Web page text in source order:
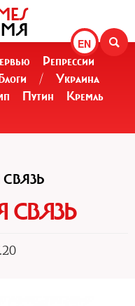
EN
Репрессии
/
Украина
Путин
Кремль
СВЯЗЬ